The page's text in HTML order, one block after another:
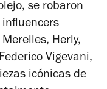
se robaron
Herly,
Vigevani,
icónicas de